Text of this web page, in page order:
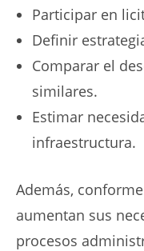
Participar en
Definir
Comparar el
similares.
Estimar
infraestructura.
Además,
aumentan sus
procesos